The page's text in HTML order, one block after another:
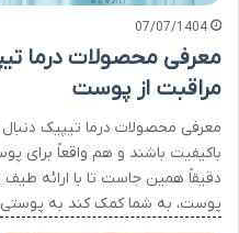
07/07/1404
معرفی محصولات درما
مراقبت از پوست
معرفی محصولات درما تیپیک
باکیفیت باشند و هم واقعاً برای
دقیقاً همین جاست تا با ارائه
پوست، به شما کمک کند به